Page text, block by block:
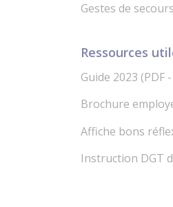
Gestes de
Ressources
Guide 2023 (PDF
Brochure
Affiche bons
Instruction DGT